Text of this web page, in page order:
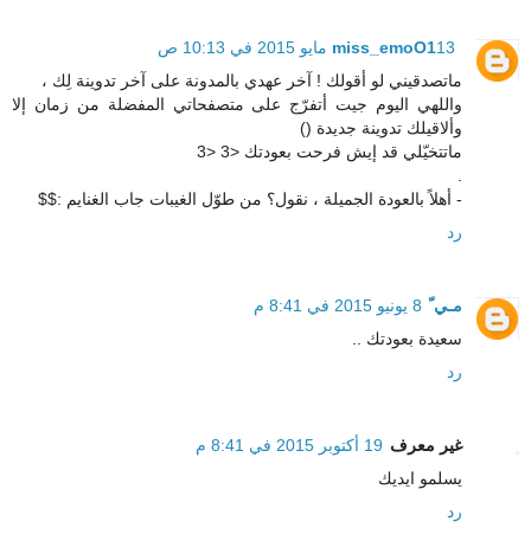
miss_emoO113 مايو 2015 في 10:13 ص
ماتصدقيني لو أقولك ! آخر عهدي بالمدونة على آخر تدوينة لِك ،
واللهي اليوم جيت أتفرّج على متصفحاتي المفضلة من زمان إلا
وألاقيلك تدوينة جديدة ()
ماتتخيّلي قد إيش فرحت بعودتك <3 <3
- أهلاً بالعودة الجميلة ، نقول؟ من طوّل الغيبات جاب الغنايم :$$
رد
مـي ّ 8 يونيو 2015 في 8:41 م
سعيدة بعودتك ..
رد
غير معرف 19 أكتوبر 2015 في 8:41 م
يسلمو ايديك
رد